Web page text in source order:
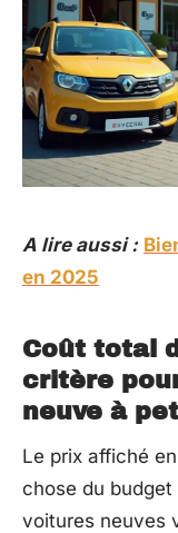
A lire aussi :
en 2025
Coût total
critère
neuve à
Le prix affiché
chose du
voitures neuves